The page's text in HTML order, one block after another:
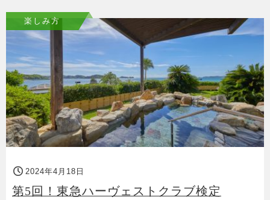
楽しみ方
2024年4月18日
第5回！東急ハーヴェストクラブ検定